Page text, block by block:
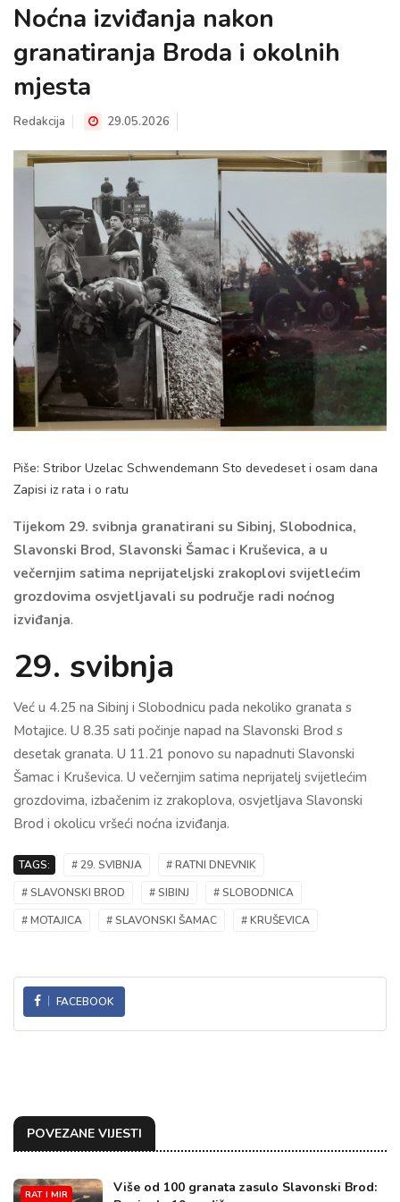
Noćna izviđanja nakon
granatiranja Broda i okolnih
mjesta
Redakcija 29.05.2026
Piše: Stribor Uzelac Schwendemann Sto devedeset i osam dana
Zapisi iz rata i o ratu
Tijekom 29. svibnja granatirani su Sibinj, Slobodnica,
Slavonski Brod, Slavonski Šamac i Kruševica, a u
večernjim satima neprijateljski zrakoplovi svijetlećim
grozdovima osvjetljavali su područje radi noćnog
izviđanja.
29. svibnja
Već u 4.25 na Sibinj i Slobodnicu pada nekoliko granata s
Motajice. U 8.35 sati počinje napad na Slavonski Brod s
desetak granata. U 11.21 ponovo su napadnuti Slavonski
Šamac i Kruševica. U večernjim satima neprijatelj svijetlećim
grozdovima, izbačenim iz zrakoplova, osvjetljava Slavonski
Brod i okolicu vršeći noćna izviđanja.
TAGS: # 29. SVIBNJA
# RATNI DNEVNIK
# SLAVONSKI BROD
# SIBINJ
# SLOBODNICA
# MOTAJICA
# SLAVONSKI ŠAMAC # KRUŠEVICA
FACEBOOK
POVEZANE VIJESTI
RAT I MIR
Više od 100 granata zasulo Slavonski Brod: